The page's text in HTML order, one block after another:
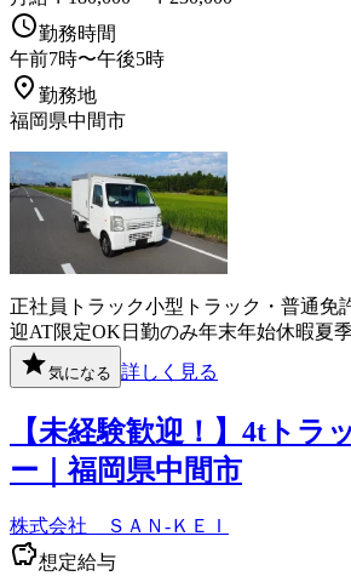
勤務時間
午前7時〜午後5時
勤務地
福岡県中間市
正社員 トラック小型トラック・普通免
迎AT限定OK日勤のみ年末年始休暇夏
気になる 詳しく見る
【未経験歓迎！】4tトラ
ー｜福岡県中間市
株式会社 ＳＡＮ-ＫＥＩ
想定給与